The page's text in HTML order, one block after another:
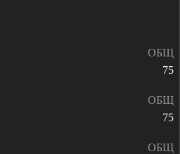
ОБЩ
75
ОБЩ
75
ОБЩ